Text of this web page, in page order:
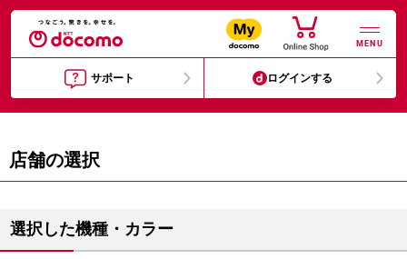
MENU
サポート ログインする
店舗の選択
選択した機種・カラー